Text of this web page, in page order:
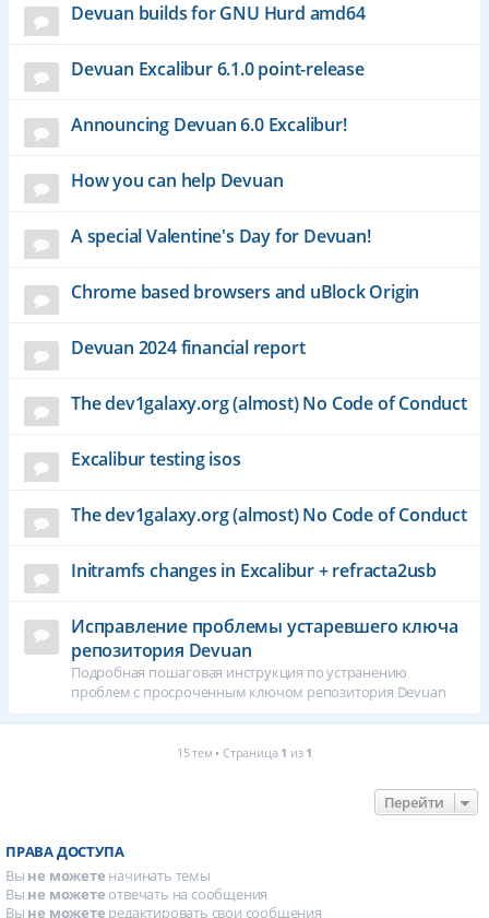
Devuan builds for GNU Hurd amd64
Devuan Excalibur 6.1.0 point-release
Announcing Devuan 6.0 Excalibur!
How you can help Devuan
A special Valentine's Day for Devuan!
Chrome based browsers and uBlock Origin
Devuan 2024 financial report
The dev1galaxy.org (almost) No Code of Conduct
Excalibur testing isos
The dev1galaxy.org (almost) No Code of Conduct
Initramfs changes in Excalibur + refracta2usb
Исправление проблемы устаревшего ключа
репозитория Devuan
Подробная пошаговая инструкция по устранению
проблем с просроченным ключом репозитория Devuan
15 тем • Страница 1 из 1
Перейти
ПРАВА ДОСТУПА
Вы не можете начинать темы
Вы не можете отвечать на сообщения
Вы не можете редактировать свои сообщения